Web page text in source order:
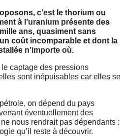
c’est le thorium ou
à l’uranium présente des
ans, quasiment sans
coût incomparable et dont la
n’importe où.
captage des pressions
sont inépuisables car elles se
on dépend du pays
éventuellement des
nous rendrait pas dépendants ;
qu’il reste à découvrir.